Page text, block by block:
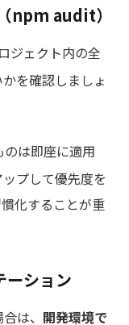
npm audit）
ジェクト内の全
を確認しましょ
は即座に適用
プして優先度を
化することが重
ーション
は、 開発環境で